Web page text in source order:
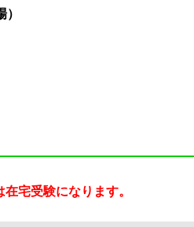
宅受験になります。